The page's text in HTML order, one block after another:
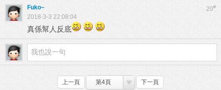
20#
Fuko~
2018-3-3 22:08:04
真係幫人反底
上一頁 第4頁 下一頁